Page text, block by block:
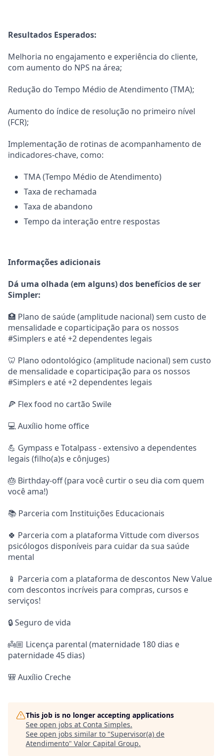
Resultados Esperados:
Melhoria no engajamento e experiência do cliente,
com aumento do NPS na área;
Redução do Tempo Médio de Atendimento (TMA);
Aumento do índice de resolução no primeiro nível
(FCR);
Implementação de rotinas de acompanhamento de
indicadores-chave, como:
TMA (Tempo Médio de Atendimento)
Taxa de rechamada
Taxa de abandono
Tempo da interação entre respostas
Informações adicionais
Dá uma olhada (em alguns) dos benefícios de ser
Simpler:
🏥 Plano de saúde (amplitude nacional) sem custo de
mensalidade e coparticipação para os nossos
#Simplers e até +2 dependentes legais
🦷 Plano odontológico (amplitude nacional) sem custo
de mensalidade e coparticipação para os nossos
#Simplers e até +2 dependentes legais
🍕 Flex food no cartão Swile
💻 Auxílio home office
💪 Gympass e Totalpass - extensivo a dependentes
legais (filho(a)s e cônjuges)
🎂 Birthday-off (para você curtir o seu dia com quem
você ama!)
📚 Parceria com Instituições Educacionais
🍀 Parceria com a plataforma Vittude com diversos
psicólogos disponíveis para cuidar da sua saúde
mental
📱 Parceria com a plataforma de descontos New Value
com descontos incríveis para compras, cursos e
serviços!
🔒 Seguro de vida
👼🏼 Licença parental (maternidade 180 dias e
paternidade 45 dias)
🎒 Auxílio Creche
This job is no longer accepting applications
See open jobs at Conta Simples.
See open jobs similar to "Supervisor(a) de
Atendimento" Valor Capital Group.